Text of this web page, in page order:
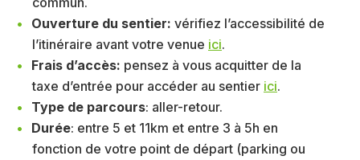
Ouverture du sentier: vérifiez l’accessibilité de
l’itinéraire avant votre venue ici.
Frais d’accès: pensez à vous acquitter de la
taxe d’entrée pour accéder au sentier ici.
Type de parcours: aller-retour.
Durée: entre 5 et 11km et entre 3 à 5h en
fonction de votre point de départ (parking ou